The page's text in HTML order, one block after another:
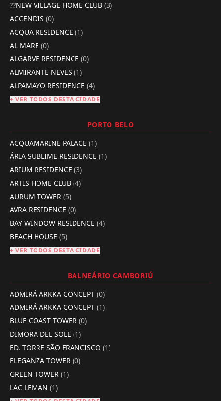
??NEW VILLAGE HOME CLUB (3)
ACCENDIS (0)
ACQUA RESIDENCE (1)
AL MARE (0)
ALGARVE RESIDENCE (0)
ALMIRANTE NEVES (1)
ALPAMAYO RESIDENCE (4)
+ VER TODOS DESTA CIDADE
PORTO BELO
ACQUAMARINE PALACE (1)
ÁRIA SUBLIME RESIDENCE (1)
ARIUM RESIDENCE (3)
ARTIS HOME CLUB (4)
AURUM TOWER (5)
AVRA RESIDENCE (0)
BAY WINDOW RESIDENCE (4)
BEACH HOUSE (5)
+ VER TODOS DESTA CIDADE
BALNEÁRIO CAMBORIÚ
ADMIRÁ ARKKA CONCEPT (0)
ADMIRÁ ARKKA CONCEPT (1)
BLUE COAST TOWER (0)
DIMORA DEL SOLE (1)
ED. TORRE SÃO FRANCISCO (1)
ELEGANZA TOWER (0)
GREEN TOWER (1)
LAC LEMAN (1)